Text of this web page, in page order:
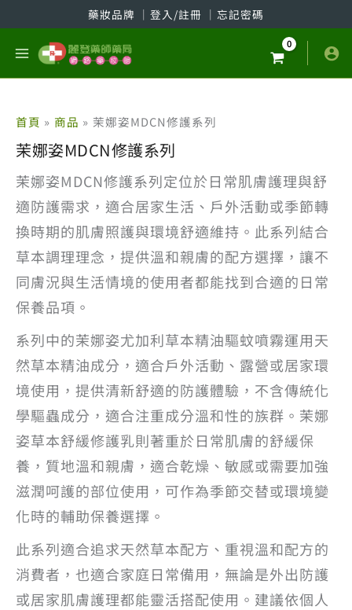
至
藥妝品牌 │ 登入/註冊 │ 忘記密碼
首頁 商品 茉娜姿MDCN修護系列
茉娜姿MDCN修護系列
茉娜姿MDCN修護系列定位於日常肌膚護理與舒
適防護需求，適合居家生活、戶外活動或季節轉
換時期的肌膚照護與環境舒適維持。此系列結合
草本調理理念，提供溫和親膚的配方選擇，讓不
同膚況與生活情境的使用者都能找到合適的日常
保養品項。
系列中的茉娜姿尤加利草本精油驅蚊噴霧運用天
然草本精油成分，適合戶外活動、露營或居家環
境使用，提供清新舒適的防護體驗，不含傳統化
學驅蟲成分，適合注重成分溫和性的族群。茉娜
姿草本舒緩修護乳則著重於日常肌膚的舒緩保
養，質地溫和親膚，適合乾燥、敏感或需要加強
滋潤呵護的部位使用，可作為季節交替或環境變
化時的輔助保養選擇。
此系列適合追求天然草本配方、重視溫和配方的
消費者，也適合家庭日常備用，無論是外出防護
或居家肌膚護理都能靈活搭配使用。建議依個人